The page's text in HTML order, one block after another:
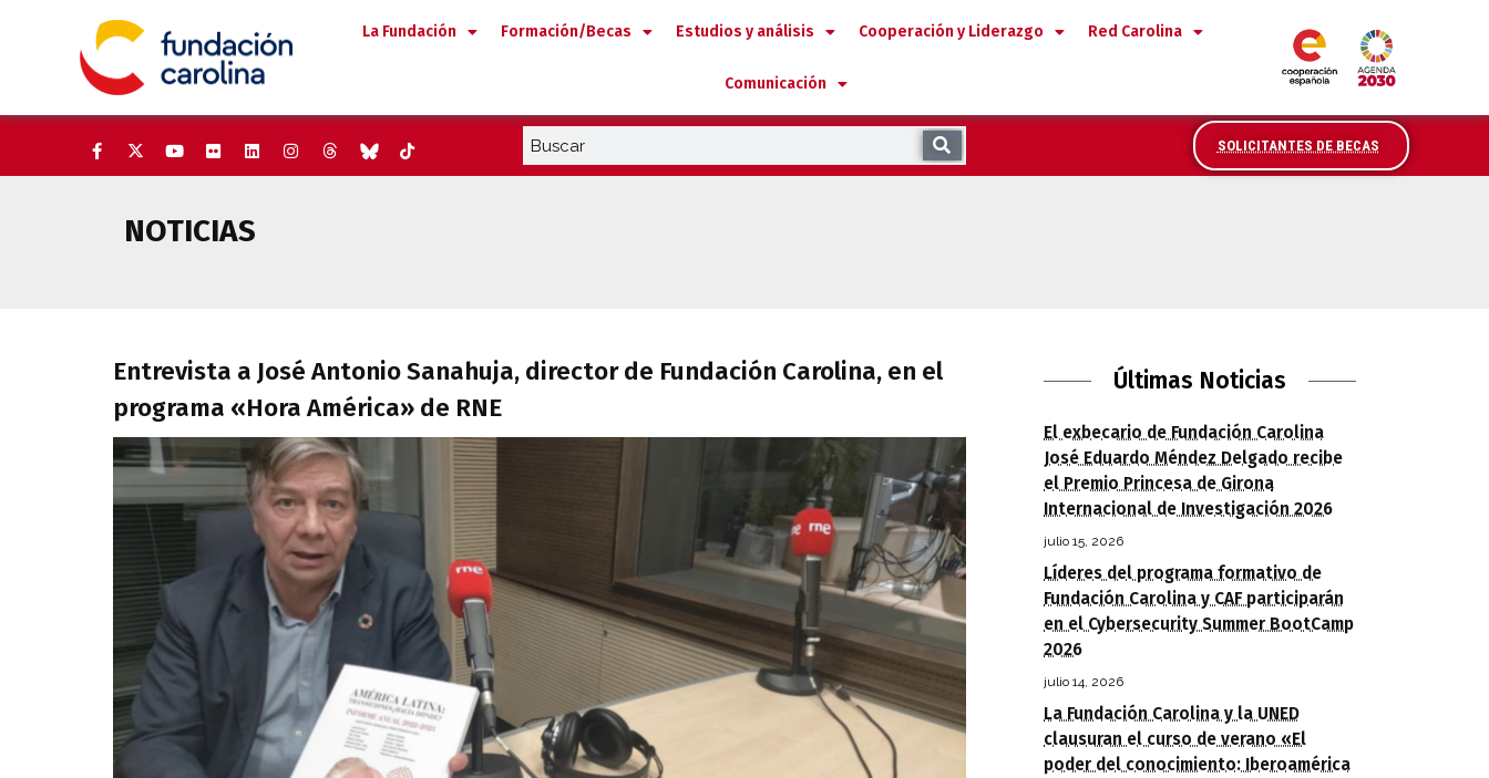
La Fundación Formación/Becas Estudios y análisis Cooperación y Liderazgo Red Carolina
Comunicación
SOLICITANTES DE BECAS
NOTICIAS
Entrevista a José Antonio Sanahuja, director de Fundación Carolina, en el
programa «Hora América» de RNE
Últimas Noticias
El exbecario de Fundación Carolina
José Eduardo Méndez Delgado recibe
el Premio Princesa de Girona
Internacional de Investigación 2026
julio 15, 2026
Líderes del programa formativo de
Fundación Carolina y CAF participarán
en el Cybersecurity Summer BootCamp
2026
julio 14, 2026
La Fundación Carolina y la UNED
clausuran el curso de verano «El
poder del conocimiento: Iberoamérica